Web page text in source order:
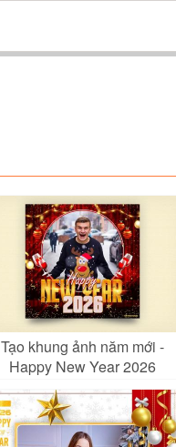
Tạo khung ảnh năm mới -
Happy New Year 2026